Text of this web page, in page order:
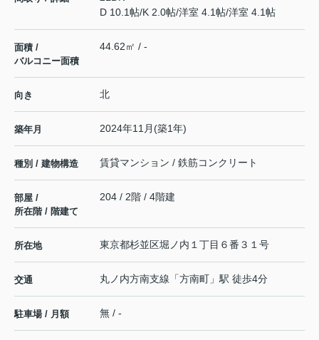
D 10.1帖/K 2.0帖/洋室 4.1帖/洋室 4.1帖
面積 /
バルコニー面積
44.62㎡ / -
向き 北
築年月 2024年11月(築1年)
種別 / 建物構造 賃貸マンション / 鉄筋コンクリート
部屋 /
所在階 / 階建て
204 / 2階 / 4階建
所在地 東京都杉並区堀ノ内 １丁目６番３１号
交通 丸ノ内方南支線 「方南町 」駅 徒歩4分
駐車場 / 月額 無 / -